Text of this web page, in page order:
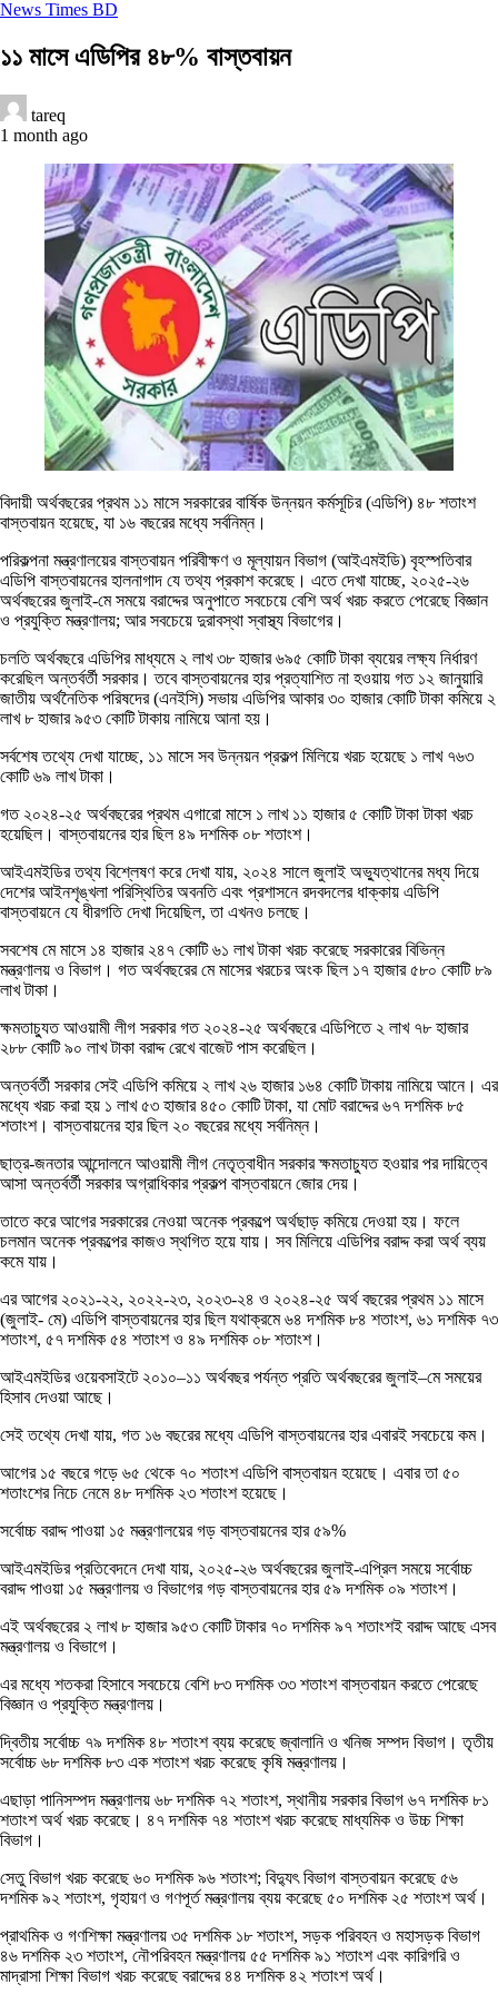
News Times BD
১১ মাসে এডিপির ৪৮% বাস্তবায়ন
tareq
1 month ago
বিদায়ী অর্থবছরের প্রথম ১১ মাসে সরকারের বার্ষিক উন্নয়ন কর্মসূচির (এডিপি) ৪৮ শতাংশ
বাস্তবায়ন হয়েছে, যা ১৬ বছরের মধ্যে সর্বনিম্ন।
পরিকল্পনা মন্ত্রণালয়ের বাস্তবায়ন পরিবীক্ষণ ও মূল্যায়ন বিভাগ (আইএমইডি) বৃহস্পতিবার
এডিপি বাস্তবায়নের হালনাগাদ যে তথ্য প্রকাশ করেছে। এতে দেখা যাচ্ছে, ২০২৫-২৬
অর্থবছরের জুলাই-মে সময়ে বরাদ্দের অনুপাতে সবচেয়ে বেশি অর্থ খরচ করতে পেরেছে বিজ্ঞান
ও প্রযুক্তি মন্ত্রণালয়; আর সবচেয়ে দুরাবস্থা স্বাস্থ্য বিভাগের।
চলতি অর্থবছরে এডিপির মাধ্যমে ২ লাখ ৩৮ হাজার ৬৯৫ কোটি টাকা ব্যয়ের লক্ষ্য নির্ধারণ
করেছিল অন্তর্বর্তী সরকার। তবে বাস্তবায়নের হার প্রত্যাশিত না হওয়ায় গত ১২ জানুয়ারি
জাতীয় অর্থনৈতিক পরিষদের (এনইসি) সভায় এডিপির আকার ৩০ হাজার কোটি টাকা কমিয়ে ২
লাখ ৮ হাজার ৯৫৩ কোটি টাকায় নামিয়ে আনা হয়।
সর্বশেষ তথ্যে দেখা যাচ্ছে, ১১ মাসে সব উন্নয়ন প্রকল্প মিলিয়ে খরচ হয়েছে ১ লাখ ৭৬৩
কোটি ৬৯ লাখ টাকা।
গত ২০২৪-২৫ অর্থবছরের প্রথম এগারো মাসে ১ লাখ ১১ হাজার ৫ কোটি টাকা টাকা খরচ
হয়েছিল। বাস্তবায়নের হার ছিল ৪৯ দশমিক ০৮ শতাংশ।
আইএমইডির তথ্য বিশ্লেষণ করে দেখা যায়, ২০২৪ সালে জুলাই অভ্যুত্থানের মধ্য দিয়ে
দেশের আইনশৃঙ্খলা পরিস্থিতির অবনতি এবং প্রশাসনে রদবদলের ধাক্কায় এডিপি
বাস্তবায়নে যে ধীরগতি দেখা দিয়েছিল, তা এখনও চলছে।
সবশেষ মে মাসে ১৪ হাজার ২৪৭ কোটি ৬১ লাখ টাকা খরচ করেছে সরকারের বিভিন্ন
মন্ত্রণালয় ও বিভাগ। গত অর্থবছরের মে মাসের খরচের অংক ছিল ১৭ হাজার ৫৮০ কোটি ৮৯
লাখ টাকা।
ক্ষমতাচ্যুত আওয়ামী লীগ সরকার গত ২০২৪-২৫ অর্থবছরে এডিপিতে ২ লাখ ৭৮ হাজার
২৮৮ কোটি ৯০ লাখ টাকা বরাদ্দ রেখে বাজেট পাস করেছিল।
অন্তর্বর্তী সরকার সেই এডিপি কমিয়ে ২ লাখ ২৬ হাজার ১৬৪ কোটি টাকায় নামিয়ে আনে। এর
মধ্যে খরচ করা হয় ১ লাখ ৫৩ হাজার ৪৫০ কোটি টাকা, যা মোট বরাদ্দের ৬৭ দশমিক ৮৫
শতাংশ। বাস্তবায়নের হার ছিল ২০ বছরের মধ্যে সর্বনিম্ন।
ছাত্র-জনতার আন্দোলনে আওয়ামী লীগ নেতৃত্বাধীন সরকার ক্ষমতাচ্যুত হওয়ার পর দায়িত্বে
আসা অন্তর্বর্তী সরকার অগ্রাধিকার প্রকল্প বাস্তবায়নে জোর দেয়।
তাতে করে আগের সরকারের নেওয়া অনেক প্রকল্পে অর্থছাড় কমিয়ে দেওয়া হয়। ফলে
চলমান অনেক প্রকল্পের কাজও স্থগিত হয়ে যায়। সব মিলিয়ে এডিপির বরাদ্দ করা অর্থ ব্যয়
কমে যায়।
এর আগের ২০২১-২২, ২০২২-২৩, ২০২৩-২৪ ও ২০২৪-২৫ অর্থ বছরের প্রথম ১১ মাসে
(জুলাই- মে) এডিপি বাস্তবায়নের হার ছিল যথাক্রমে ৬৪ দশমিক ৮৪ শতাংশ, ৬১ দশমিক ৭৩
শতাংশ, ৫৭ দশমিক ৫৪ শতাংশ ও ৪৯ দশমিক ০৮ শতাংশ।
আইএমইডির ওয়েবসাইটে ২০১০–১১ অর্থবছর পর্যন্ত প্রতি অর্থবছরের জুলাই–মে সময়ের
হিসাব দেওয়া আছে।
সেই তথ্যে দেখা যায়, গত ১৬ বছরের মধ্যে এডিপি বাস্তবায়নের হার এবারই সবচেয়ে কম।
আগের ১৫ বছরে গড়ে ৬৫ থেকে ৭০ শতাংশ এডিপি বাস্তবায়ন হয়েছে। এবার তা ৫০
শতাংশের নিচে নেমে ৪৮ দশমিক ২৩ শতাংশ হয়েছে।
সর্বোচ্চ বরাদ্দ পাওয়া ১৫ মন্ত্রণালয়ের গড় বাস্তবায়নের হার ৫৯%
আইএমইডির প্রতিবেদনে দেখা যায়, ২০২৫-২৬ অর্থবছরের জুলাই-এপ্রিল সময়ে সর্বোচ্চ
বরাদ্দ পাওয়া ১৫ মন্ত্রণালয় ও বিভাগের গড় বাস্তবায়নের হার ৫৯ দশমিক ০৯ শতাংশ।
এই অর্থবছরের ২ লাখ ৮ হাজার ৯৫৩ কোটি টাকার ৭০ দশমিক ৯৭ শতাংশই বরাদ্দ আছে এসব
মন্ত্রণালয় ও বিভাগে।
এর মধ্যে শতকরা হিসাবে সবচেয়ে বেশি ৮৩ দশমিক ৩৩ শতাংশ বাস্তবায়ন করতে পেরেছে
বিজ্ঞান ও প্রযুক্তি মন্ত্রণালয়।
দ্বিতীয় সর্বোচ্চ ৭৯ দশমিক ৪৮ শতাংশ ব্যয় করেছে জ্বালানি ও খনিজ সম্পদ বিভাগ। তৃতীয়
সর্বোচ্চ ৬৮ দশমিক ৮৩ এক শতাংশ খরচ করেছে কৃষি মন্ত্রণালয়।
এছাড়া পানিসম্পদ মন্ত্রণালয় ৬৮ দশমিক ৭২ শতাংশ, স্থানীয় সরকার বিভাগ ৬৭ দশমিক ৮১
শতাংশ অর্থ খরচ করেছে। ৪৭ দশমিক ৭৪ শতাংশ খরচ করেছে মাধ্যমিক ও উচ্চ শিক্ষা
বিভাগ।
সেতু বিভাগ খরচ করেছে ৬০ দশমিক ৯৬ শতাংশ; বিদ্যুৎ বিভাগ বাস্তবায়ন করেছে ৫৬
দশমিক ৯২ শতাংশ, গৃহায়ণ ও গণপূর্ত মন্ত্রণালয় ব্যয় করেছে ৫০ দশমিক ২৫ শতাংশ অর্থ।
প্রাথমিক ও গণশিক্ষা মন্ত্রণালয় ৩৫ দশমিক ১৮ শতাংশ, সড়ক পরিবহন ও মহাসড়ক বিভাগ
৪৬ দশমিক ২৩ শতাংশ, নৌপরিবহন মন্ত্রণালয় ৫৫ দশমিক ৯১ শতাংশ এবং কারিগরি ও
মাদ্রাসা শিক্ষা বিভাগ খরচ করেছে বরাদ্দের ৪৪ দশমিক ৪২ শতাংশ অর্থ।